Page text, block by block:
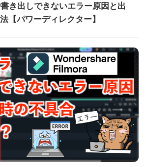
き出しできないエラー原因と出
【パワーディレクター】